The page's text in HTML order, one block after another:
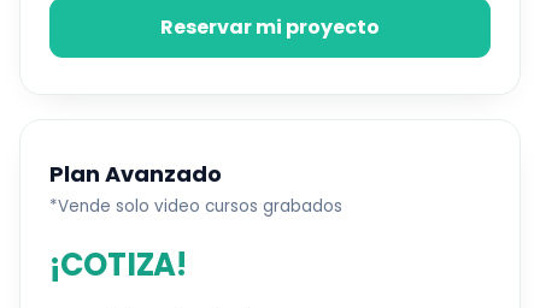
Reservar mi proyecto
Plan Avanzado
*Vende solo video cursos grabados
¡COTIZA!